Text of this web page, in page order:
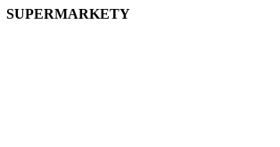
SUPERMARKETY